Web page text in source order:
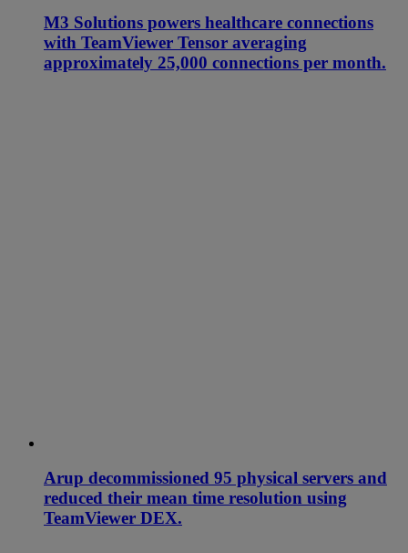
M3 Solutions powers healthcare connections
with TeamViewer Tensor averaging
approximately 25,000 connections per month.
Arup decommissioned 95 physical servers and
reduced their mean time resolution using
TeamViewer DEX.